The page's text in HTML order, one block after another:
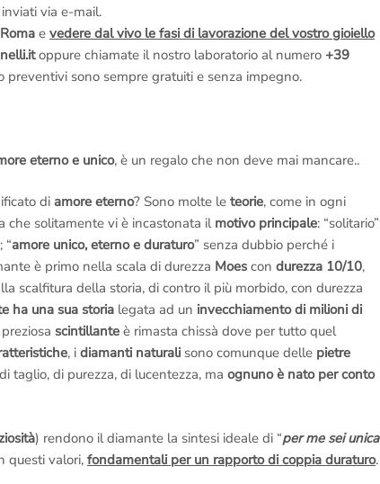
via e-mail.
e vedere dal vivo le fasi di lavorazione del vostro gioiello
oppure chiamate il nostro laboratorio al numero +39
preventivi sono sempre gratuiti e senza impegno.
eterno e unico, è un regalo che non deve mai mancare..
diamore eterno? Sono molte le teorie, come in ogni
che solitamente vi è incastonata il motivo principale: “solitario”
; “amore unico, eterno e duraturo” senza dubbio perché i
è primo nella scala di durezza Moes con durezza 10/10,
scalfitura della storia, di contro il più morbido, con durezza
ha una sua storia legata ad un invecchiamento di milioni di
scintillante è rimasta chissà dove per tutto quel
, i diamanti naturali sono comunque delle pietre
taglio, di purezza, di lucentezza, ma ognuno è nato per conto
) rendono il diamante la sintesi ideale di “per me sei unica
questi valori, fondamentali per un rapporto di coppia duraturo.